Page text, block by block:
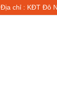
Địa chỉ : KĐT Đô